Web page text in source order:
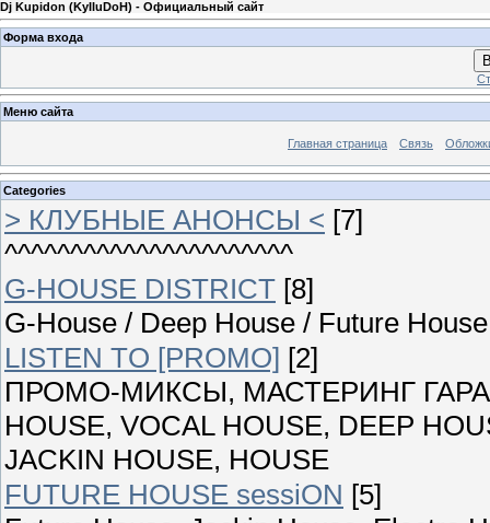
Dj Kupidon (KyIIuDoH) - Официальный сайт
Форма входа
Меню сайта
Главная страница Связь
Categories
> КЛУБНЫЕ АНОНСЫ < [7]
^^^^^^^^^^^^^^^^^^^^^^
G-HOUSE DISTRICT [8]
G-House / Deep House / Future
LISTEN TO [PROMO] [2]
ПРОМО-МИКСЫ, МАСТЕРИНГ
HOUSE, VOCAL HOUSE, DEEP
JACKIN HOUSE, HOUSE
FUTURE HOUSE sessiON [5]